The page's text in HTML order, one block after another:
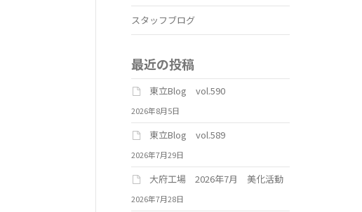
スタッフブログ
最近の投稿
東立Blog vol.590
2026年8月5日
東立Blog vol.589
2026年7月29日
大府工場 2026年7月 美化活動
2026年7月28日